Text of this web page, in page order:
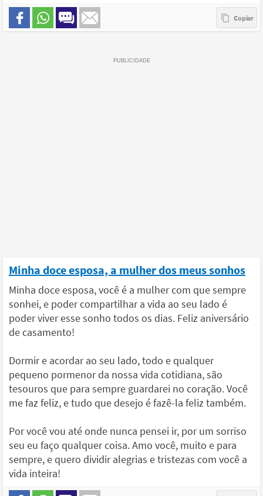
Minha doce esposa, a mulher dos meus sonhos
Minha doce esposa, você é a mulher com que sempre
sonhei, e poder compartilhar a vida ao seu lado é
poder viver esse sonho todos os dias. Feliz aniversário
de casamento!
Dormir e acordar ao seu lado, todo e qualquer
pequeno pormenor da nossa vida cotidiana, são
tesouros que para sempre guardarei no coração. Você
me faz feliz, e tudo que desejo é fazê-la feliz também.
Por você vou até onde nunca pensei ir, por um sorriso
seu eu faço qualquer coisa. Amo você, muito e para
sempre, e quero dividir alegrias e tristezas com você a
vida inteira!